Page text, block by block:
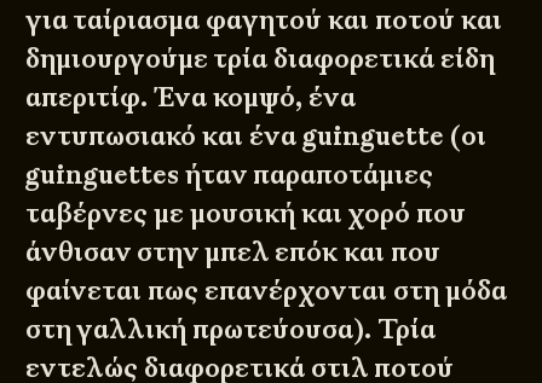
για ταίριασμα φαγητού και ποτού και
δημιουργούμε τρία διαφορετικά είδη
απεριτίφ. Ένα κομψό, ένα
εντυπωσιακό και ένα guinguette (οι
guinguettes ήταν παραποτάμιες
ταβέρνες με μουσική και χορό που
άνθισαν στην μπελ επόκ και που
φαίνεται πως επανέρχονται στη μόδα
στη γαλλική πρωτεύουσα). Τρία
εντελώς διαφορετικά στιλ ποτού